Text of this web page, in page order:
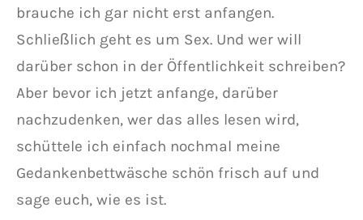
brauche ich gar nicht erst anfangen.
Schließlich geht es um Sex. Und wer will
darüber schon in der Öffentlichkeit schreiben?
Aber bevor ich jetzt anfange, darüber
nachzudenken, wer das alles lesen wird,
schüttele ich einfach nochmal meine
Gedankenbettwäsche schön frisch auf und
sage euch, wie es ist.